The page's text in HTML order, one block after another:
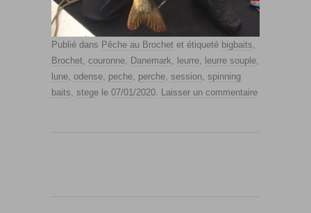
Publié dans Pêche au Brochet et étiqueté bigbaits
Brochet couronne Danemark leurre leurre souple
lune odense peche perche session spinning
baits stege le 07/01/2020 Laisser un commentaire